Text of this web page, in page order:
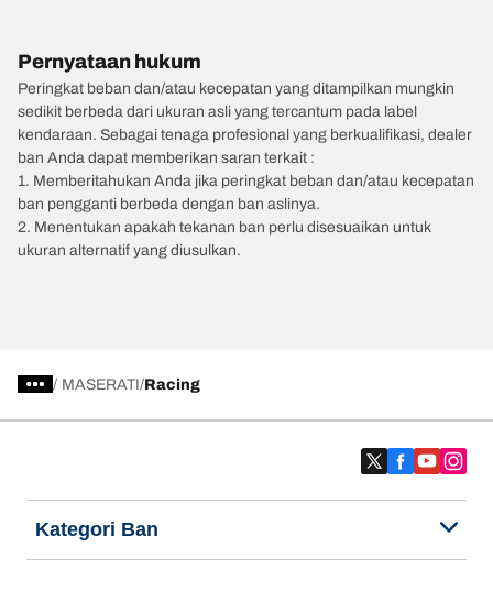
Pernyataan hukum
Peringkat beban dan/atau kecepatan yang ditampilkan mungkin
sedikit berbeda dari ukuran asli yang tercantum pada label
kendaraan. Sebagai tenaga profesional yang berkualifikasi, dealer
ban Anda dapat memberikan saran terkait :
1. Memberitahukan Anda jika peringkat beban dan/atau kecepatan
ban pengganti berbeda dengan ban aslinya.
2. Menentukan apakah tekanan ban perlu disesuaikan untuk
ukuran alternatif yang diusulkan.
/ MASERATI Racing
Kategori Ban